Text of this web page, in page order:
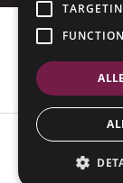
Onze
© 2015 -